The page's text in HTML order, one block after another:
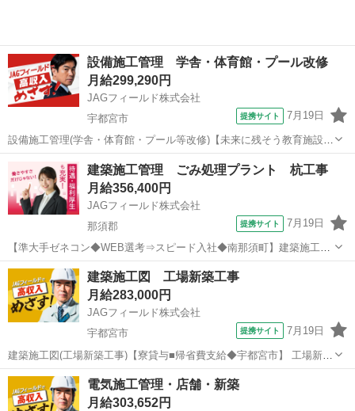
設備施工管理 学舎・体育館・プール改修
月給299,290円
JAGフィールド株式会社
宇都宮市
提携サイト 7月19日
設備施工管理(学舎・体育館・プール等改修)【未来に残そう教育施設◆
栃木・宇都宮市】 宇都宮市内の小中高校を対象とする設備工事です。
老朽化した空調/給排水衛生の更改を行ないます。【お仕事内容】 設備
施工管理 ◇現場監督(工...
宇都宮市 その他
建築施工管理 ごみ処理プラント 杭工事
月給356,400円
JAGフィールド株式会社
那須郡
提携サイト 7月19日
【準大手ゼネコン◆WEB選考⇒スピード入社◆南那須町】建築施工管
理(ごみ処理プラント/杭工事) ◆◇◆南那須町 大金◆『廃棄物処理施設
(S造)』新築工事◆◇◆杭工事の建築施工管理技術者を3名募集！※担
当：被覆棟、管理棟、...
栃木 那須郡 その他
建築施工図 工場新築工事
月給283,000円
JAGフィールド株式会社
宇都宮市
提携サイト 7月19日
建築施工図(工場新築工事)【寮貸与■帰省費支給◆宇都宮市】 工場新築
工事(S造平屋)の新築工事に伴う作図担当者の募集です。【担当業務】
◇図面作成/修正指示◇製作図チェック・施工図チェック◇各種書類作
成業務など【優遇要件】...
栃木 宇都宮市 その他
電気施工管理・店舗・新築
月給303,652円